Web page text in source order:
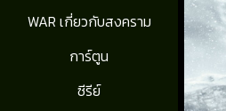
WAR เกี่ยวกับสงคราม
การ์ตูน
ซีรีย์